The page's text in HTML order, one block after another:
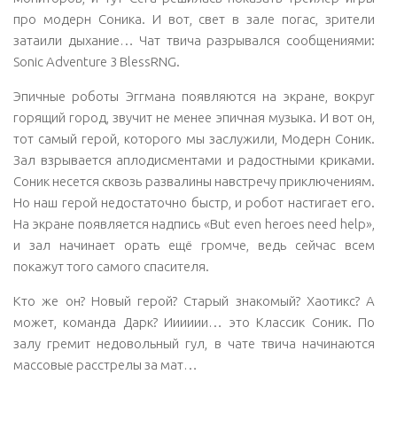
про модерн Соника. И вот, свет в зале погас, зрители
затаили дыхание… Чат твича разрывался сообщениями:
Sonic Adventure 3 BlessRNG.
Эпичные роботы Эггмана появляются на экране, вокруг
горящий город, звучит не менее эпичная музыка. И вот он,
тот самый герой, которого мы заслужили, Модерн Соник.
Зал взрывается аплодисментами и радостными криками.
Соник несется сквозь развалины навстречу приключениям.
Но наш герой недостаточно быстр, и робот настигает его.
На экране появляется надпись «But even heroes need help»,
и зал начинает орать ещё громче, ведь сейчас всем
покажут того самого спасителя.
Кто же он? Новый герой? Старый знакомый? Хаотикс? А
может, команда Дарк? Ииииии… это Классик Соник. По
залу гремит недовольный гул, в чате твича начинаются
массовые расстрелы за мат…